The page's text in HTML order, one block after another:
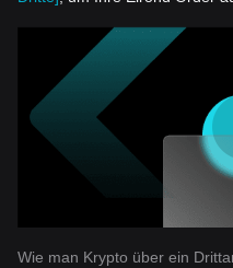
Wie man Krypto über ein